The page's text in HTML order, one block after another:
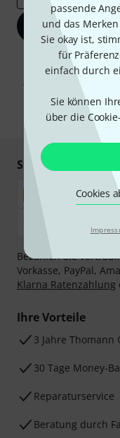
passende
und das
Sie okay ist,
für
einfach durch
Sie können
über die
Cookies
Mit Klick auf „Jetzt
Werbung und einer
Abmeldung ist jederzeit
Sicher einkaufen
Bezahlen Sie
Vorkasse, PayPal,
Klarna Ratenzahlung
Ihre Vorteile
3 Jahre Thomann
30 Tage Money-
Reparaturservice
Beratung durch